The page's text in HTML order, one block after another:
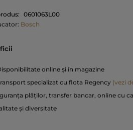
0601063L00
Bosch
online și în magazine
specializat cu flota Regency (vezi
plăților, transfer bancar, online cu
și diversitate